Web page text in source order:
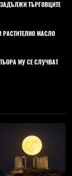
ТЪРГОВЦИТЕ
РАСТИТЕЛНО МАСЛО
МУ СЕ СЛУЧВАТ